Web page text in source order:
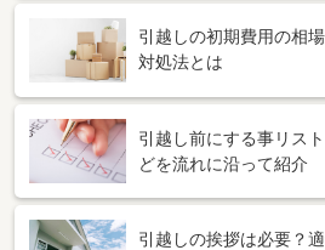
引越しの初期費用の相
対処法とは
引越し前にする事リス
どを流れに沿って紹介
引越しの挨拶は必要？